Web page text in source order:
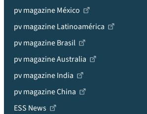
pv magazine México
pv magazine Latinoamérica
pv magazine Brasil
pv magazine Australia
pv magazine India
pv magazine China
ESS News